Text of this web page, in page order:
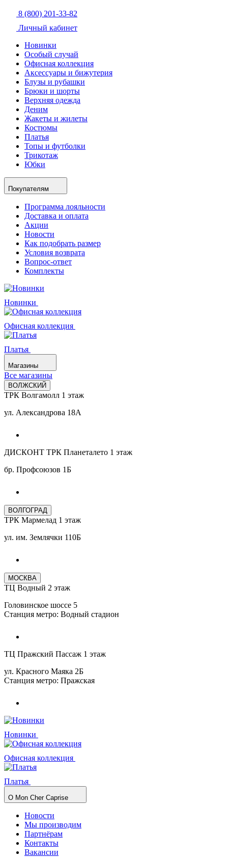
8 (800) 201-33-82
Личный кабинет
Новинки
Особый случай
Офисная коллекция
Аксессуары и бижутерия
Блузы и рубашки
Брюки и шорты
Верхняя одежда
Деним
Жакеты и жилеты
Костюмы
Платья
Топы и футболки
Трикотаж
Юбки
Покупателям
Программа лояльности
Доставка и оплата
Акции
Новости
Как подобрать размер
Условия возврата
Вопрос-ответ
Комплекты
Новинки
Офисная коллекция
Платья
Магазины
Все магазины
ВОЛЖСКИЙ
ТРК Волгамолл 1 этаж
ул. Александрова 18А
ДИСКОНТ ТРК Планеталето 1 этаж
бр. Профсоюзов 1Б
ВОЛГОГРАД
ТРК Мармелад 1 этаж
ул. им. Землячки 110Б
МОСКВА
ТЦ Водный 2 этаж
Головинское шоссе 5
Станция метро: Водный стадион
ТЦ Пражский Пассаж 1 этаж
ул. Красного Маяка 2Б
Станция метро: Пражская
Новинки
Офисная коллекция
Платья
О Mon Cher Caprise
Новости
Мы производим
Партнёрам
Контакты
Вакансии